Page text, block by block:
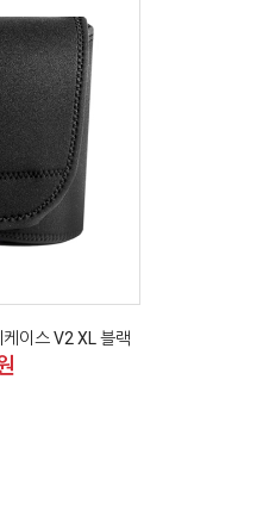
이스 V2 XL 블랙